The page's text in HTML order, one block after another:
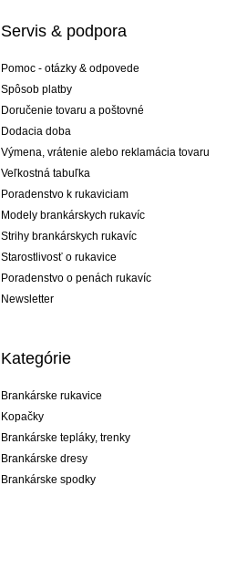
Servis & podpora
Pomoc - otázky & odpovede
Spôsob platby
Doručenie tovaru a poštovné
Dodacia doba
Výmena, vrátenie alebo reklamácia tovaru
Veľkostná tabuľka
Poradenstvo k rukaviciam
Modely brankárskych rukavíc
Strihy brankárskych rukavíc
Starostlivosť o rukavice
Poradenstvo o penách rukavíc
Newsletter
Kategórie
Brankárske rukavice
Kopačky
Brankárske tepláky, trenky
Brankárske dresy
Brankárske spodky